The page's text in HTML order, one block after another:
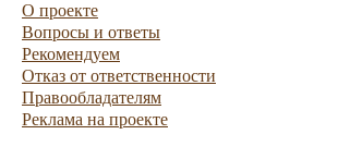
О проекте
Вопросы и ответы
Рекомендуем
Отказ от ответственности
Правообладателям
Реклама на проекте